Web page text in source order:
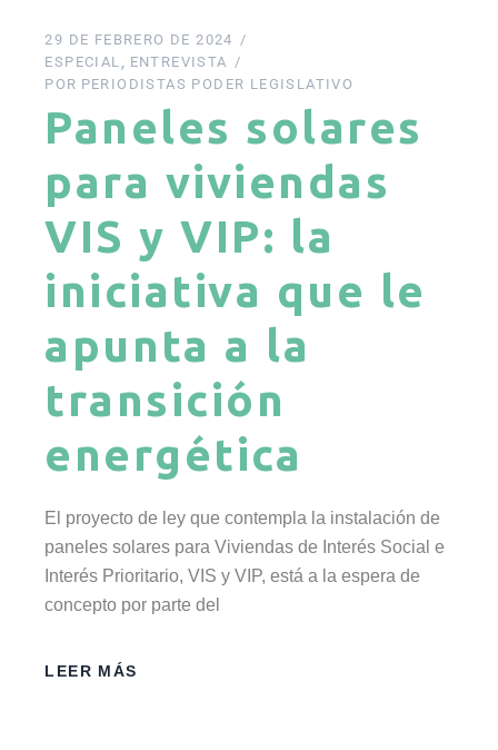
29 DE FEBRERO DE 2024
ESPECIAL
ENTREVISTA
POR PERIODISTAS PODER LEGISLATIVO
Paneles solares
para viviendas
VIS y VIP: la
iniciativa que le
apunta a la
transición
energética
El proyecto de ley que contempla la instalación de
paneles solares para Viviendas de Interés Social e
Interés Prioritario, VIS y VIP, está a la espera de
concepto por parte del
LEER MÁS